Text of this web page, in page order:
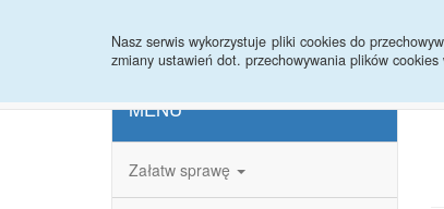
Nasz serwis wykorzystuje pliki cookies do
zmiany ustawień dot. przechowywania plików
MENU
Załatw sprawę